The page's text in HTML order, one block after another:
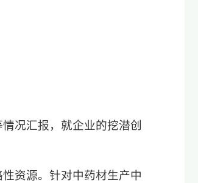
况汇报，就企业的挖潜创
资源。针对中药材生产中